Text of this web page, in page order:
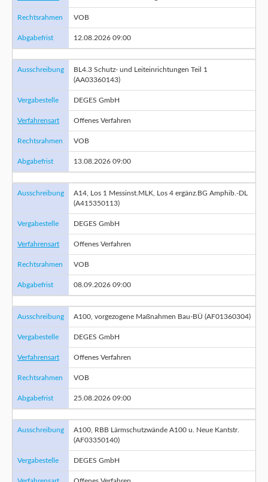
Rechtsrahmen VOB
Abgabefrist 12.08.2026 09:00
Ausschreibung
BL4.3 Schutz- und Leiteinrichtungen Teil 1
(AA03360143)
Vergabestelle DEGES GmbH
Verfahrensart Offenes Verfahren
Rechtsrahmen VOB
Abgabefrist 13.08.2026 09:00
Ausschreibung
A14, Los 1 Messinst.MLK, Los 4 ergänz.BG Amphib.-DL
(A415350113)
Vergabestelle DEGES GmbH
Verfahrensart Offenes Verfahren
Rechtsrahmen VOB
Abgabefrist 08.09.2026 09:00
Ausschreibung A100, vorgezogene Maßnahmen Bau-BÜ (AF01360304)
Vergabestelle DEGES GmbH
Verfahrensart Offenes Verfahren
Rechtsrahmen VOB
Abgabefrist 25.08.2026 09:00
Ausschreibung
A100, RBB Lärmschutzwände A100 u. Neue Kantstr.
(AF03350140)
Vergabestelle DEGES GmbH